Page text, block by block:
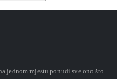
jednom mjestu ponudi sve ono što